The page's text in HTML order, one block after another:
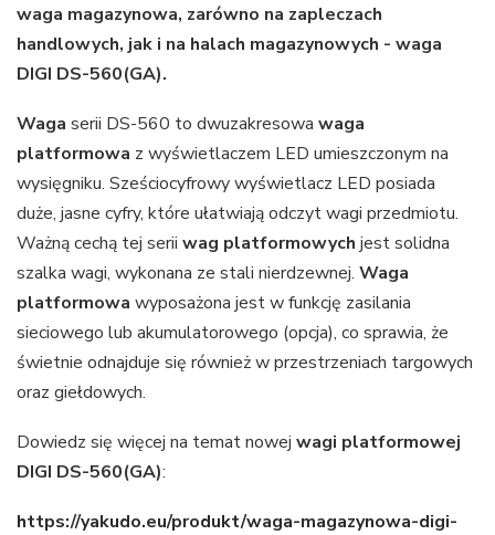
waga magazynowa, zarówno na zapleczach
handlowych, jak i na halach magazynowych - waga
DIGI DS-560(GA).
Waga serii DS-560 to dwuzakresowa waga
platformowa z wyświetlaczem LED umieszczonym na
wysięgniku. Sześciocyfrowy wyświetlacz LED posiada
duże, jasne cyfry, które ułatwiają odczyt wagi przedmiotu.
Ważną cechą tej serii wag platformowych jest solidna
szalka wagi, wykonana ze stali nierdzewnej. Waga
platformowa wyposażona jest w funkcję zasilania
sieciowego lub akumulatorowego (opcja), co sprawia, że
świetnie odnajduje się również w przestrzeniach targowych
oraz giełdowych.
Dowiedz się więcej na temat nowej wagi platformowej
DIGI DS-560(GA):
https://yakudo.eu/produkt/waga-magazynowa-digi-